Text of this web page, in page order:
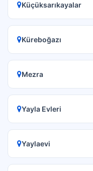
Küçüksarıkayalar
Küreboğazı
Mezra
Yayla Evleri
Yaylaevi